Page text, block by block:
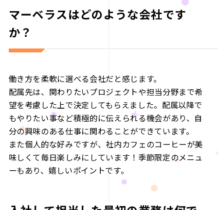
マーベラスはどのような会社です
か？
働き方を柔軟に選べる会社だと感じます。
配属先は、関わりたいプロジェクトや担当分野まで希
望を考慮した上で決定してもらえました。配属以降で
もやりたい事など積極的に伝えられる機会があり、自
分の興味のある仕事に関わることができています。
また個人的な好みですが、社内カフェのコーヒーが美
味しくて毎日楽しみにしています！季節限定のメニュ
ーもあり、嬉しいポイントです。